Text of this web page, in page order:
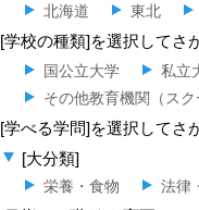
北海道 東北
[学校の種類]を選択してさ
国公立大学 私立
その他教育機関（スク
[学べる学問]を選択してさ
[大分類]
栄養・食物 法律